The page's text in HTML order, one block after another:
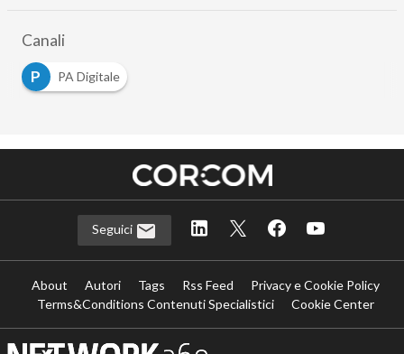
Canali
P
PA Digitale
Seguici
About Autori Tags Rss Feed
Privacy e Cookie Policy
Terms&Conditions Contenuti Specialistici
Cookie Center